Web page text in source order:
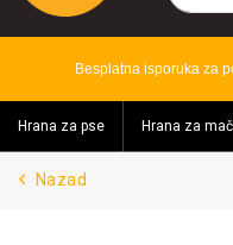
Akvaristika
Teraristika
Brendovi
Besplatna isporuka za
Hrana za pse Hrana za
Nazad